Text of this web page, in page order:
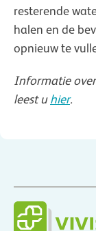
resterende
halen en de
opnieuw te
Informatie
leest u hier.